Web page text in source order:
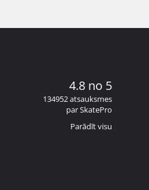
4.8 no 5
134952 atsauksmes
par SkatePro
Parādīt visu